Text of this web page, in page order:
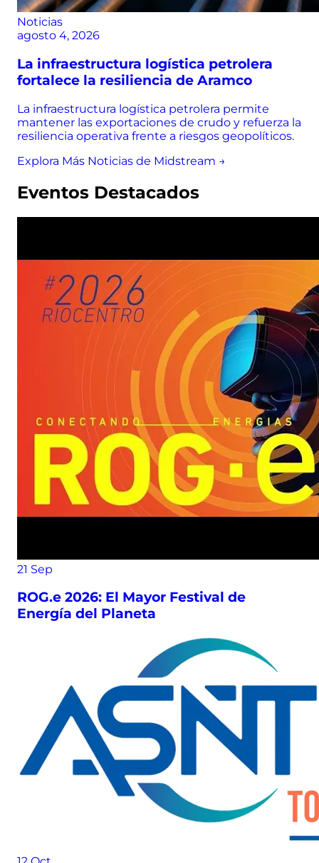
Noticias
agosto 4, 2026
La infraestructura logística petrolera
fortalece la resiliencia de Aramco
La infraestructura logística petrolera permite
mantener las exportaciones de crudo y refuerza la
resiliencia operativa frente a riesgos geopolíticos.
Explora Más Noticias de Midstream →
Eventos Destacados
21 Sep
ROG.e 2026: El Mayor Festival de
Energía del Planeta